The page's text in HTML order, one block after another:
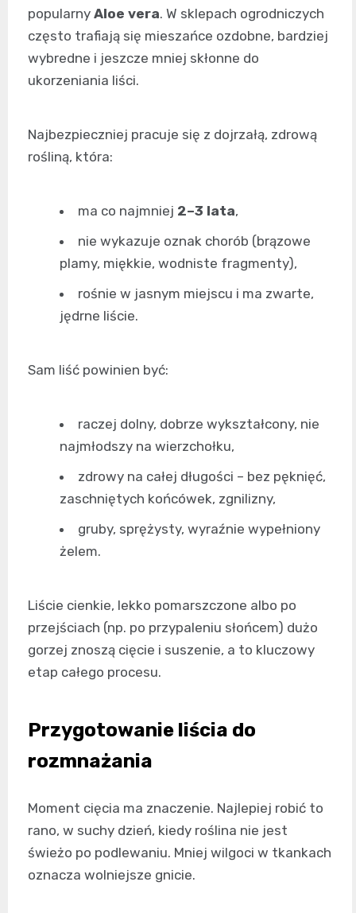
popularny Aloe vera. W sklepach ogrodniczych
często trafiają się mieszańce ozdobne, bardziej
wybredne i jeszcze mniej skłonne do
ukorzeniania liści.
Najbezpieczniej pracuje się z dojrzałą, zdrową
rośliną, która:
ma co najmniej 2–3 lata,
nie wykazuje oznak chorób (brązowe
plamy, miękkie, wodniste fragmenty),
rośnie w jasnym miejscu i ma zwarte,
jędrne liście.
Sam liść powinien być:
raczej dolny, dobrze wykształcony, nie
najmłodszy na wierzchołku,
zdrowy na całej długości – bez pęknięć,
zaschniętych końcówek, zgnilizny,
gruby, sprężysty, wyraźnie wypełniony
żelem.
Liście cienkie, lekko pomarszczone albo po
przejściach (np. po przypaleniu słońcem) dużo
gorzej znoszą cięcie i suszenie, a to kluczowy
etap całego procesu.
Przygotowanie liścia do
rozmnażania
Moment cięcia ma znaczenie. Najlepiej robić to
rano, w suchy dzień, kiedy roślina nie jest
świeżo po podlewaniu. Mniej wilgoci w tkankach
oznacza wolniejsze gnicie.